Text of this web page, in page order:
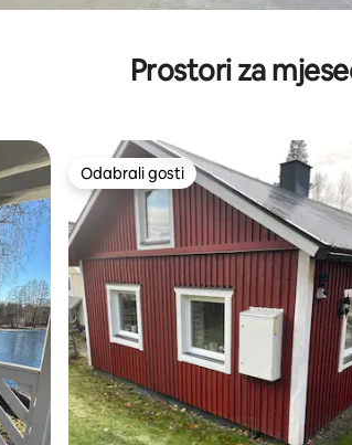
Prostori za
„Odabrali gosti”
Odabrali gosti
Odabrali gosti